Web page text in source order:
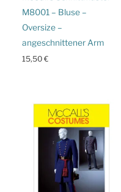
M8001 – Bluse –
Oversize –
angeschnittener Arm
15,50€